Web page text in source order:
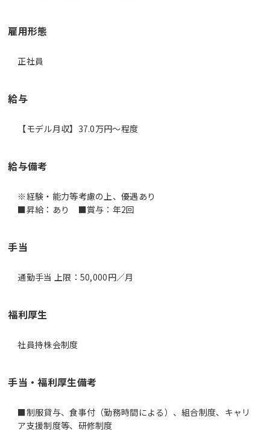
雇用形態
正社員
給与
【モデル月収】37.0万円〜程度
給与備考
※経験・能力等考慮の上、優遇あり
■昇給：あり ■賞与：年2回
手当
通勤手当 上限：50,000円／月
福利厚生
社員持株会制度
手当・福利厚生備考
■制服貸与、食事付（勤務時間による）、組合制度、キャリ
ア支援制度等、研修制度